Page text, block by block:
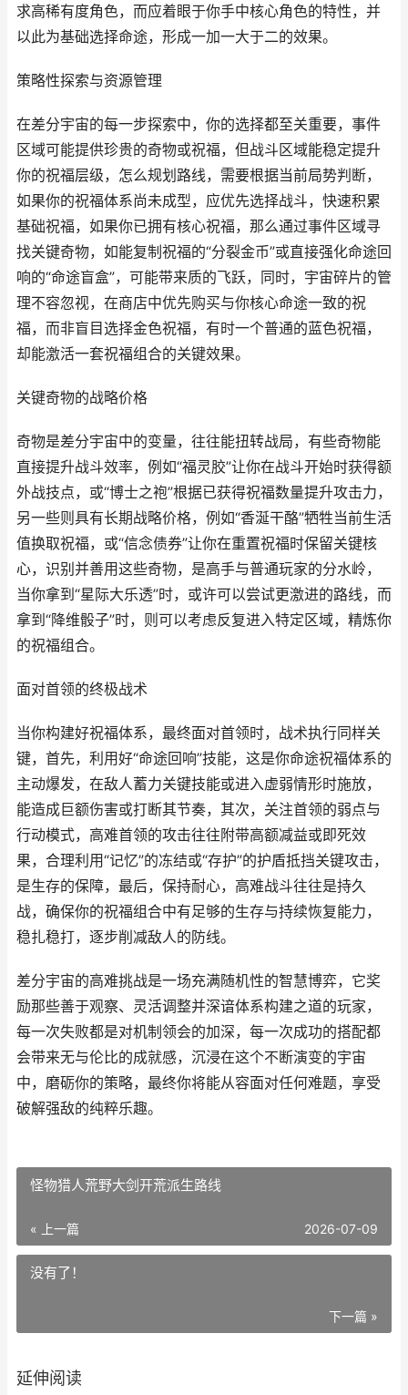
求高稀有度角色，而应着眼于你手中核心角色的特性，并
以此为基础选择命途，形成一加一大于二的效果。
策略性探索与资源管理
在差分宇宙的每一步探索中，你的选择都至关重要，事件
区域可能提供珍贵的奇物或祝福，但战斗区域能稳定提升
你的祝福层级，怎么规划路线，需要根据当前局势判断，
如果你的祝福体系尚未成型，应优先选择战斗，快速积累
基础祝福，如果你已拥有核心祝福，那么通过事件区域寻
找关键奇物，如能复制祝福的“分裂金币”或直接强化命途回
响的“命途盲盒”，可能带来质的飞跃，同时，宇宙碎片的管
理不容忽视，在商店中优先购买与你核心命途一致的祝
福，而非盲目选择金色祝福，有时一个普通的蓝色祝福，
却能激活一套祝福组合的关键效果。
关键奇物的战略价格
奇物是差分宇宙中的变量，往往能扭转战局，有些奇物能
直接提升战斗效率，例如“福灵胶”让你在战斗开始时获得额
外战技点，或“博士之袍”根据已获得祝福数量提升攻击力，
另一些则具有长期战略价格，例如“香涎干酪”牺牲当前生活
值换取祝福，或“信念债券”让你在重置祝福时保留关键核
心，识别并善用这些奇物，是高手与普通玩家的分水岭，
当你拿到“星际大乐透”时，或许可以尝试更激进的路线，而
拿到“降维骰子”时，则可以考虑反复进入特定区域，精炼你
的祝福组合。
面对首领的终极战术
当你构建好祝福体系，最终面对首领时，战术执行同样关
键，首先，利用好“命途回响”技能，这是你命途祝福体系的
主动爆发，在敌人蓄力关键技能或进入虚弱情形时施放，
能造成巨额伤害或打断其节奏，其次，关注首领的弱点与
行动模式，高难首领的攻击往往附带高额减益或即死效
果，合理利用“记忆”的冻结或“存护”的护盾抵挡关键攻击，
是生存的保障，最后，保持耐心，高难战斗往往是持久
战，确保你的祝福组合中有足够的生存与持续恢复能力，
稳扎稳打，逐步削减敌人的防线。
差分宇宙的高难挑战是一场充满随机性的智慧博弈，它奖
励那些善于观察、灵活调整并深谙体系构建之道的玩家，
每一次失败都是对机制领会的加深，每一次成功的搭配都
会带来无与伦比的成就感，沉浸在这个不断演变的宇宙
中，磨砺你的策略，最终你将能从容面对任何难题，享受
破解强敌的纯粹乐趣。
怪物猎人荒野大剑开荒派生路线
« 上一篇 2026-07-09
没有了！
下一篇 »
延伸阅读